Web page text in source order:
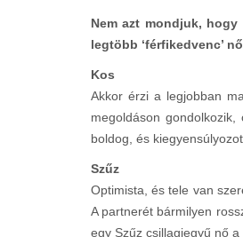
Nem azt mondjuk,
legtöbb ‘férfikedvenc’
Kos
Akkor érzi a legjobban
megoldáson
boldog, és
Szűz
Optimista, és tele van
A partnerét bármilyen
egy Szűz csillagjegyű nő